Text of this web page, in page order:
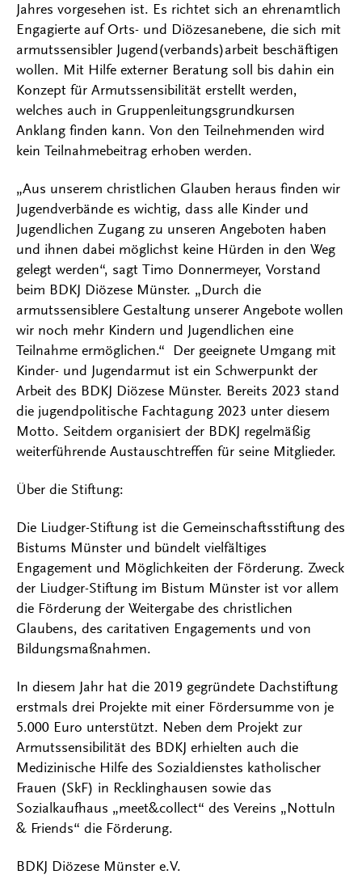
Jahres vorgesehen ist. Es richtet sich an ehrenamtlich
Engagierte auf Orts- und Diözesanebene, die sich mit
armutssensibler Jugend(verbands)arbeit beschäftigen
wollen. Mit Hilfe externer Beratung soll bis dahin ein
Konzept für Armutssensibilität erstellt werden,
welches auch in Gruppenleitungsgrundkursen
Anklang finden kann. Von den Teilnehmenden wird
kein Teilnahmebeitrag erhoben werden.
„Aus unserem christlichen Glauben heraus finden wir
Jugendverbände es wichtig, dass alle Kinder und
Jugendlichen Zugang zu unseren Angeboten haben
und ihnen dabei möglichst keine Hürden in den Weg
gelegt werden“, sagt Timo Donnermeyer, Vorstand
beim BDKJ Diözese Münster. „Durch die
armutssensiblere Gestaltung unserer Angebote wollen
wir noch mehr Kindern und Jugendlichen eine
Teilnahme ermöglichen.“ Der geeignete Umgang mit
Kinder- und Jugendarmut ist ein Schwerpunkt der
Arbeit des BDKJ Diözese Münster. Bereits 2023 stand
die jugendpolitische Fachtagung 2023 unter diesem
Motto. Seitdem organisiert der BDKJ regelmäßig
weiterführende Austauschtreffen für seine Mitglieder.
Über die Stiftung:
Die Liudger-Stiftung ist die Gemeinschaftsstiftung des
Bistums Münster und bündelt vielfältiges
Engagement und Möglichkeiten der Förderung. Zweck
der Liudger-Stiftung im Bistum Münster ist vor allem
die Förderung der Weitergabe des christlichen
Glaubens, des caritativen Engagements und von
Bildungsmaßnahmen.
In diesem Jahr hat die 2019 gegründete Dachstiftung
erstmals drei Projekte mit einer Fördersumme von je
5.000 Euro unterstützt. Neben dem Projekt zur
Armutssensibilität des BDKJ erhielten auch die
Medizinische Hilfe des Sozialdienstes katholischer
Frauen (SkF) in Recklinghausen sowie das
Sozialkaufhaus „meet&collect“ des Vereins „Nottuln
& Friends“ die Förderung.
BDKJ Diözese Münster e.V.